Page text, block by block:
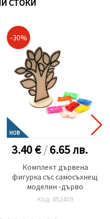
СТОКИ
-30%
НОВ
3.40 €/6.65лв.
Комплект дървена
фигурка със самосъхнещ
моделин -дърво
Код: 852459